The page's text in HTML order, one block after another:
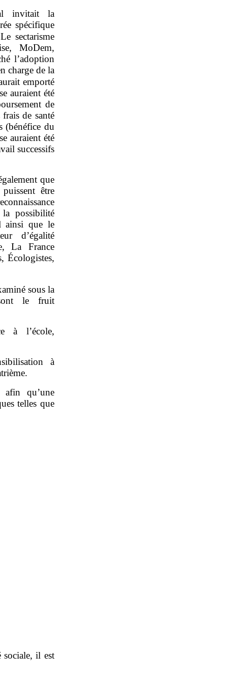
invitait la
spécifique
sectarisme
MoDem,
l’adoption
charge de la
emporté
auraient été
de
de santé
(bénéfice du
auraient été
successifs
que
être
possibilité
ainsi que le
d’égalité
La France
Écologistes,
sous la
le fruit
à l’école,
à
afin qu’une
telles que
sociale, il est